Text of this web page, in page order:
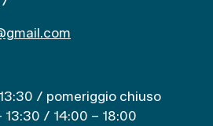
/ pomeriggio chiuso
13:30 / 14:00 – 18:00